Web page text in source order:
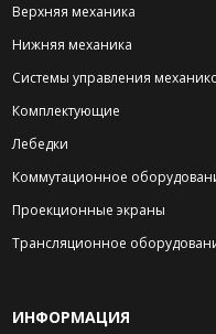
Верхняя механика
Нижняя механика
Системы управления
Комплектующие
Лебедки
Коммутационное
Проекционные экраны
Трансляционное
ИНФОРМАЦИЯ